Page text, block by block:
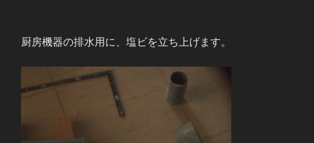
厨房機器の排水用に、塩ビを立ち上げます。